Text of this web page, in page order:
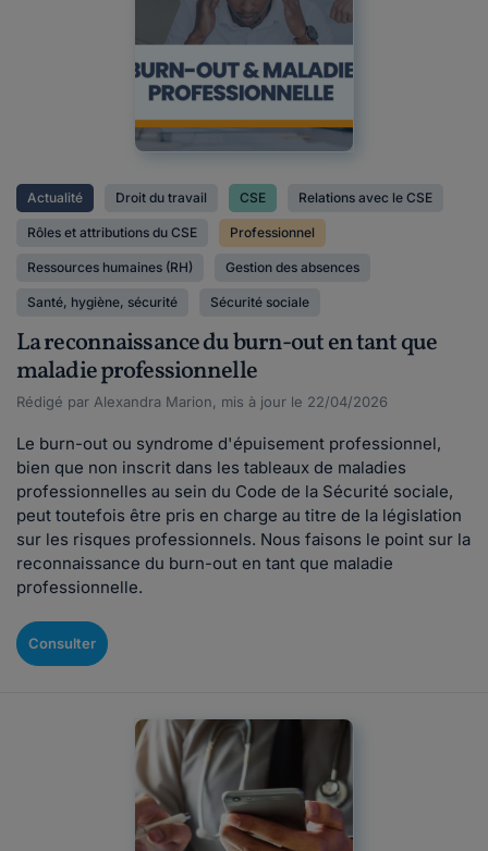
Actualité Droit du travail CSE Relations avec le CSE
Rôles et attributions du CSE Professionnel
Ressources humaines (RH) Gestion des absences
Santé, hygiène, sécurité Sécurité sociale
La reconnaissance du burn-out en tant que
maladie professionnelle
Rédigé par Alexandra Marion, mis à jour le 22/04/2026
Le burn-out ou syndrome d'épuisement professionnel,
bien que non inscrit dans les tableaux de maladies
professionnelles au sein du Code de la Sécurité sociale,
peut toutefois être pris en charge au titre de la législation
sur les risques professionnels. Nous faisons le point sur la
reconnaissance du burn-out en tant que maladie
professionnelle.
Consulter